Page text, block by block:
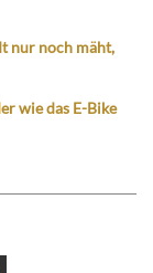
nur noch mäht,
wie das E-Bike